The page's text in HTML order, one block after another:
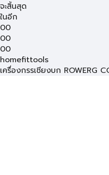
จะสิ้นสุด
ในอีก
00
00
00
homefittools
เครื่องกรรเชียงบก ROWERG